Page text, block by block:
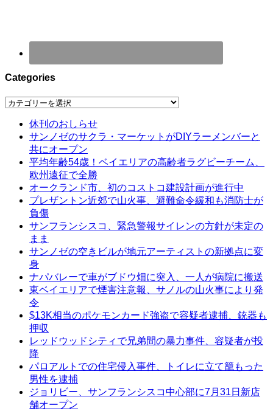
Categories
Categories
休刊のおしらせ
サンノゼのサクラ・マーケットがDIYラーメンバーと
共にオープン
平均年齢54歳！ベイエリアの高齢者ラグビーチーム、
欧州遠征で全勝
オークランド市、初のコストコ建設計画が進行中
プレザントン近郊で山火事、避難命令緩和も消防士が
負傷
サンフランシスコ、緊急警報サイレンの方針が未定の
まま
サンノゼの空きビルが地元アーティストの新拠点に変
身
ナパバレーで車がブドウ畑に突入、一人が病院に搬送
東ベイエリアで煙害注意報、サノルの山火事により発
令
$13K相当のポケモンカード強盗で容疑者逮捕、銃器も
押収
レッドウッドシティで兄弟間の暴力事件、容疑者が投
降
パロアルトでの住宅侵入事件、トイレに立て籠もった
男性を逮捕
ジョリビー、サンフランシスコ中心部に7月31日新店
舗オープン